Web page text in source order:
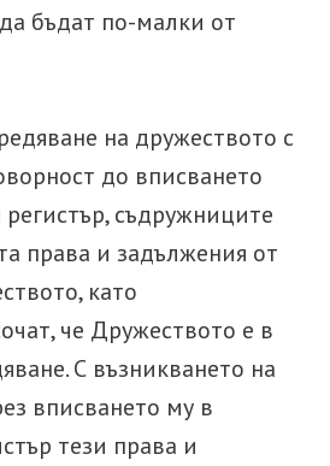
бъдат по-малки от
на дружеството с
до вписването
регистър, съдружниците
права и задължения от
като
че Дружеството е в
С възникването на
вписването му в
тези права и